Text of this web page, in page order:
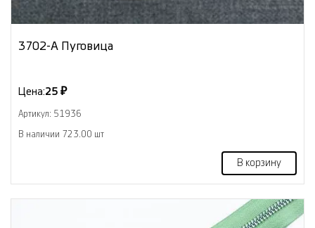
3702-А Пуговица
Цена:25 ₽
Артикул: 51936
В наличии 723.00 шт
В корзину